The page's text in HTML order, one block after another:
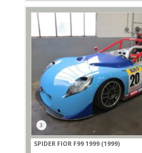
3
SPIDER FIOR F99 1999 (1999)